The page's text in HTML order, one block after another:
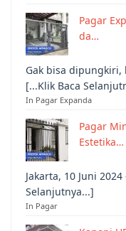
Pagar
da…
Gak bisa
[...Klik Baca
In Pagar Expanda
Pagar
Estetika…
Jakarta, 10 Juni
Selanjutnya...]
In Pagar